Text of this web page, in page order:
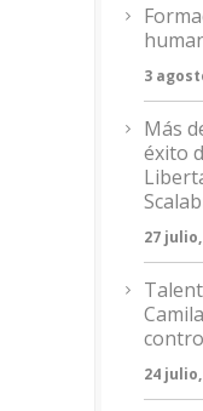
3
Más
éxito
27
24